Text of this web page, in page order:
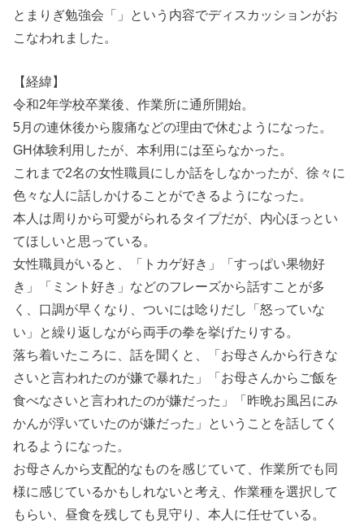
とまりぎ勉強会「」という内容でディスカッションがお
こなわれました。
【経緯】
令和2年学校卒業後、作業所に通所開始。
5月の連休後から腹痛などの理由で休むようになった。
GH体験利用したが、本利用には至らなかった。
これまで2名の女性職員にしか話をしなかったが、徐々に
色々な人に話しかけることができるようになった。
本人は周りから可愛がられるタイプだが、内心ほっとい
てほしいと思っている。
女性職員がいると、「トカゲ好き」「すっぱい果物好
き」「ミント好き」などのフレーズから話すことが多
く、口調が早くなり、ついには唸りだし「怒っていな
い」と繰り返しながら両手の拳を挙げたりする。
落ち着いたころに、話を聞くと、「お母さんから行きな
さいと言われたのが嫌で暴れた」「お母さんからご飯を
食べなさいと言われたのが嫌だった」「昨晩お風呂にみ
かんが浮いていたのが嫌だった」ということを話してく
れるようになった。
お母さんから支配的なものを感じていて、作業所でも同
様に感じているかもしれないと考え、作業種を選択して
もらい、昼食を残しても見守り、本人に任せている。